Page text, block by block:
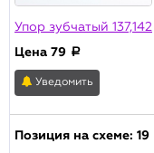
Упор зубчатый 137,142
Цена 79 a
Уведомить
Позиция на схеме: 19